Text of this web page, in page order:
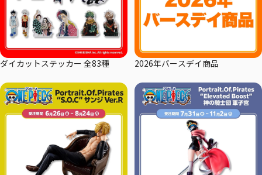
ダイカットステッカー 全83種 2026年バースデイ商品